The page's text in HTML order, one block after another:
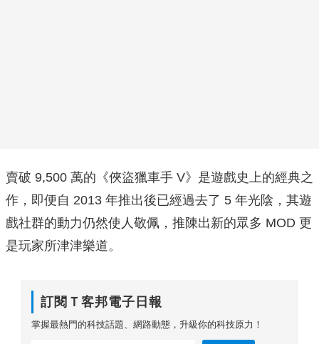
賣破 9,500 萬的《俠盜獵車手 V》是遊戲史上的經典之
作，即便自 2013 年推出後已經過去了 5 年光陰，其遊
戲社群的動力仍然使人敬佩，推陳出新的眾多 MOD 更
是玩家所津津樂道。
訂閱Ｔ客邦電子日報
掌握最熱門的科技話題、網路動態，升級你的科技原力！